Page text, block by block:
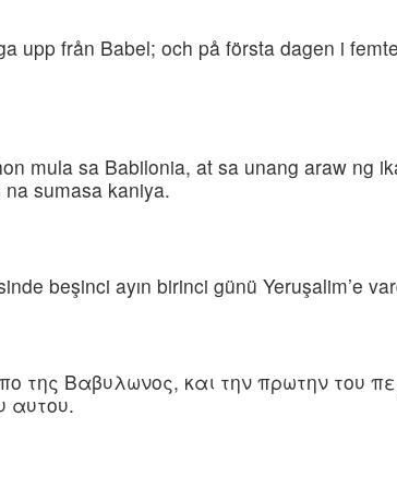
upp från Babel; och på första dagen i
mula sa Babilonia, at sa unang araw ng
sumasa kaniya.
beşinci ayın birinci günü Yeruşalim’e
της Βαβυλωνος, και την πρωτην του
αυτου.